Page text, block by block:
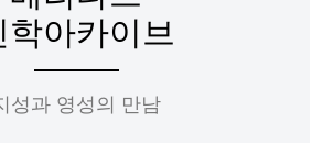
학아카이브
성과 영성의 만남